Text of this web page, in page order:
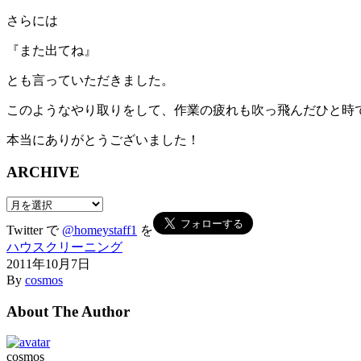
さらには
『また出てね』
とも言っていただきました。
このようなやり取りをして、作業の疲れも吹っ飛んだひと時
本当にありがとうございました！
ARCHIVE
ARCHIVE
Twitter で @homeystaff1 を
ハウスクリーニング
2011年10月7日
By cosmos
About The Author
cosmos